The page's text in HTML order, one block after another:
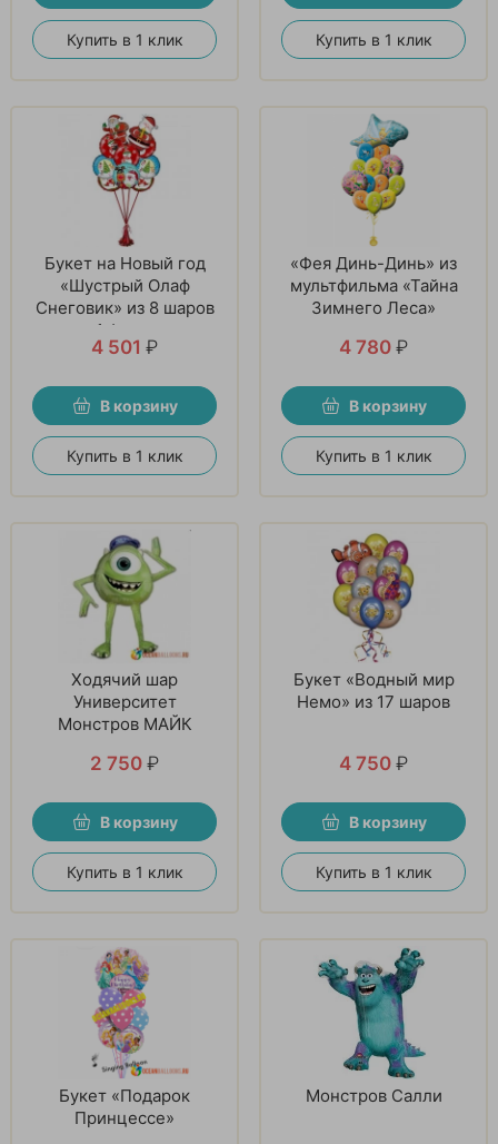
Купить в 1 клик Купить в 1 клик
Букет на Новый год
«Шустрый Олаф
Снеговик» из 8 шаров
и 1 фигуры
4 501 ₽
В корзину
Купить в 1 клик
«Фея Динь-Динь» из
мультфильма «Тайна
Зимнего Леса»
4 780 ₽
В корзину
Купить в 1 клик
Ходячий шар
Университет
Монстров МАЙК
2 750 ₽
В корзину
Купить в 1 клик
Букет «Водный мир
Немо» из 17 шаров
4 750 ₽
В корзину
Купить в 1 клик
Букет «Подарок
Принцессе»
Монстров Салли